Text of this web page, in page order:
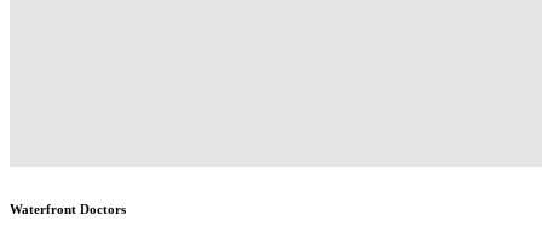
Waterfront Doctors